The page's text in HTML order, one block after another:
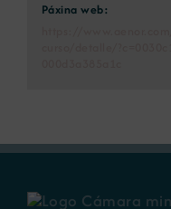
Páxina web: